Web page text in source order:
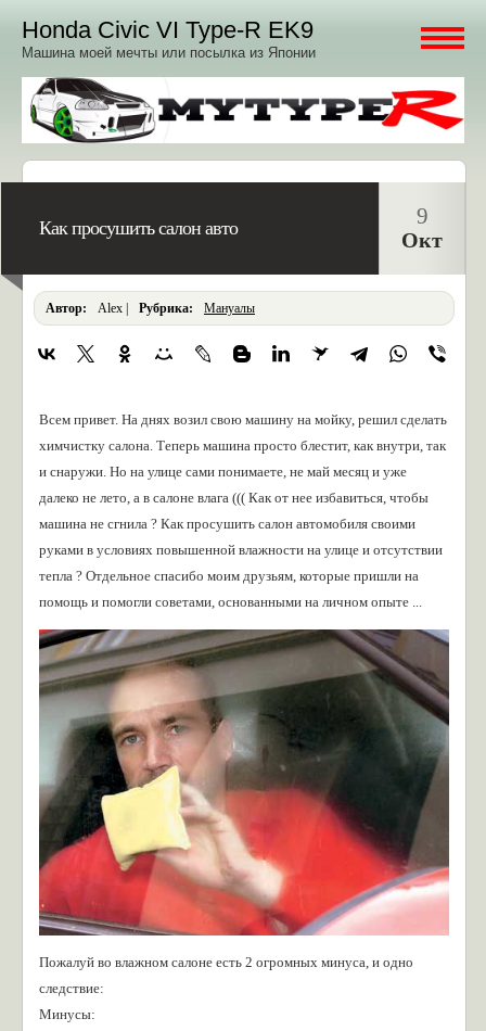
Honda Civic VI Type-R EK9
Машина моей мечты или посылка из Японии
Как просушить салон авто 9
Окт
Автор: Alex | Pубрика: Мануалы
Всем привет. На днях возил свою машину на мойку, решил сделать
химчистку салона. Теперь машина просто блестит, как внутри, так
и снаружи. Но на улице сами понимаете, не май месяц и уже
далеко не лето, а в салоне влага ((( Как от нее избавиться, чтобы
машина не сгнила ? Как просушить салон автомобиля своими
руками в условиях повышенной влажности на улице и отсутствии
тепла ? Отдельное спасибо моим друзьям, которые пришли на
помощь и помогли советами, основанными на личном опыте ...
Пожалуй во влажном салоне есть 2 огромных минуса, и одно
следствие:
Минусы: